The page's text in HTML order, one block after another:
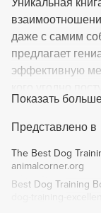
Уникальная
даже с самим
предлагает
эффективную
о коварных
подчинении
подкреплении
способе влиять
заставить
как научить
Показать
Представлено в
The Best Dog
animalcorner.org
Best Dog Training